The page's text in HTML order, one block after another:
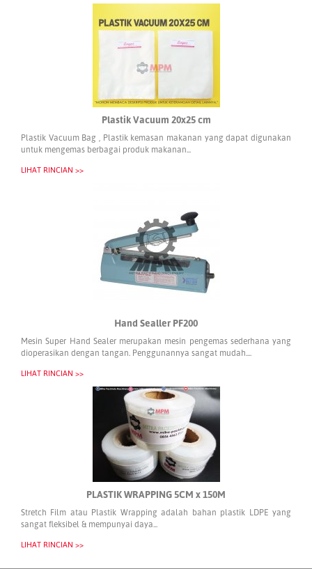
Plastik Vacuum 20x25 cm
Plastik Vacuum Bag , Plastik kemasan makanan yang dapat digunakan
untuk mengemas berbagai produk makanan...
LIHAT RINCIAN >>
Hand Sealler PF200
Mesin Super Hand Sealer merupakan mesin pengemas sederhana yang
dioperasikan dengan tangan. Penggunannya sangat mudah....
LIHAT RINCIAN >>
PLASTIK WRAPPING 5CM x 150M
Stretch Film atau Plastik Wrapping adalah bahan plastik LDPE yang
sangat fleksibel & mempunyai daya...
LIHAT RINCIAN >>